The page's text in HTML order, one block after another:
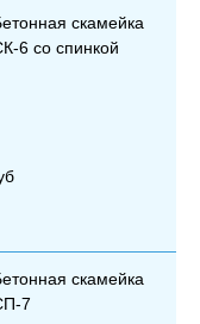
скамейка
со спинкой
скамейка